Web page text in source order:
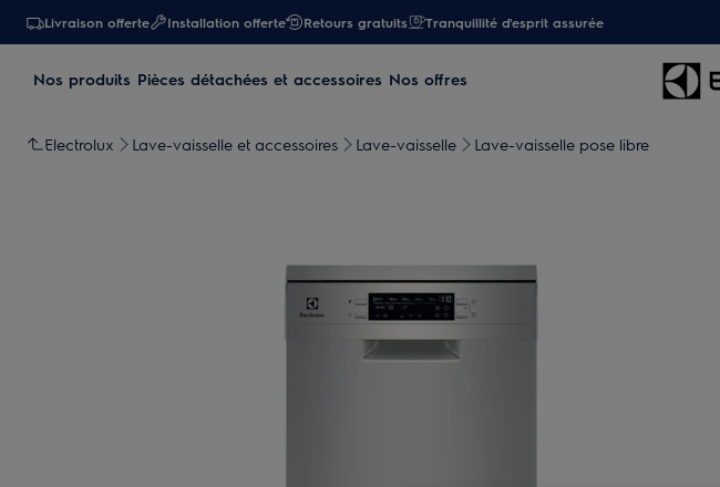
Livraison offerte Installation offerte Retours gratuits Tranquillité d'esprit assurée
Nos produits Pièces détachées et accessoires Nos offres
Electrolux Lave-vaisselle et accessoires Lave-vaisselle Lave-vaisselle pose libre